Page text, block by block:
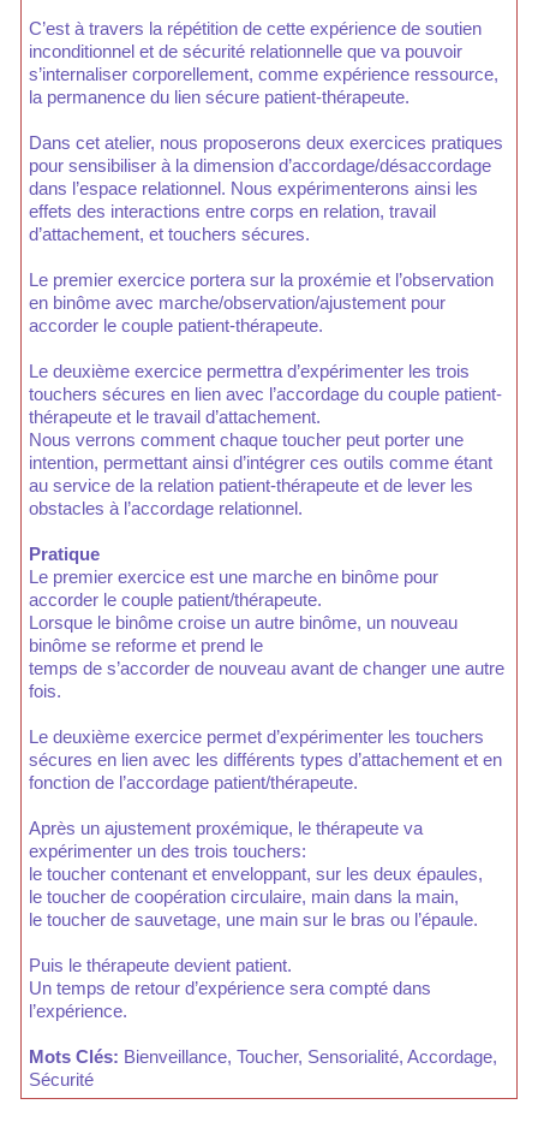
C’est à travers la répétition de cette expérience de soutien
inconditionnel et de sécurité relationnelle que va pouvoir
s’internaliser corporellement, comme expérience ressource,
la permanence du lien sécure patient-thérapeute.
Dans cet atelier, nous proposerons deux exercices pratiques
pour sensibiliser à la dimension d’accordage/désaccordage
dans l’espace relationnel. Nous expérimenterons ainsi les
effets des interactions entre corps en relation, travail
d’attachement, et touchers sécures.
Le premier exercice portera sur la proxémie et l’observation
en binôme avec marche/observation/ajustement pour
accorder le couple patient-thérapeute.
Le deuxième exercice permettra d’expérimenter les trois
touchers sécures en lien avec l’accordage du couple patient-
thérapeute et le travail d’attachement.
Nous verrons comment chaque toucher peut porter une
intention, permettant ainsi d’intégrer ces outils comme étant
au service de la relation patient-thérapeute et de lever les
obstacles à l’accordage relationnel.
Pratique
Le premier exercice est une marche en binôme pour
accorder le couple patient/thérapeute.
Lorsque le binôme croise un autre binôme, un nouveau
binôme se reforme et prend le
temps de s’accorder de nouveau avant de changer une autre
fois.
Le deuxième exercice permet d’expérimenter les touchers
sécures en lien avec les différents types d’attachement et en
fonction de l’accordage patient/thérapeute.
Après un ajustement proxémique, le thérapeute va
expérimenter un des trois touchers:
le toucher contenant et enveloppant, sur les deux épaules,
le toucher de coopération circulaire, main dans la main,
le toucher de sauvetage, une main sur le bras ou l’épaule.
Puis le thérapeute devient patient.
Un temps de retour d’expérience sera compté dans
l’expérience.
Mots Clés: Bienveillance, Toucher, Sensorialité, Accordage,
Sécurité